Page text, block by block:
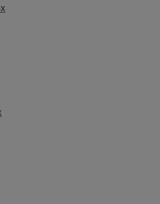
, 11.3 kB, öppnas i nytt fönster.
kB, öppnas i nytt fönster.
, 14.7 kB, öppnas i nytt fönster.
nytt fönster.